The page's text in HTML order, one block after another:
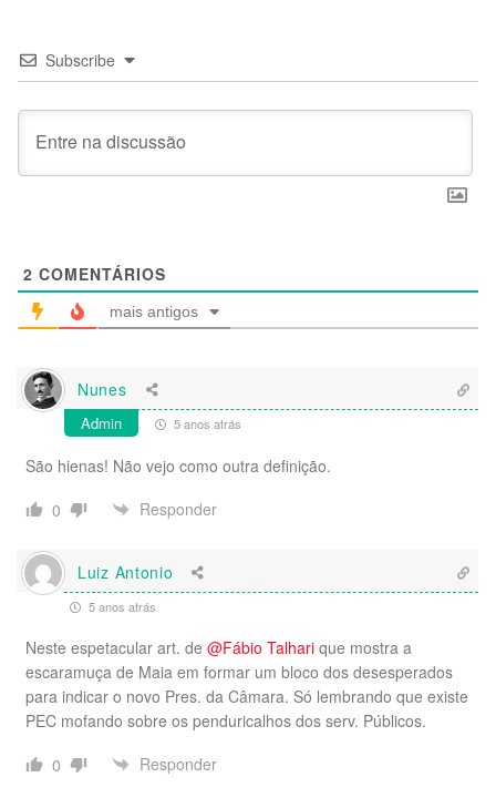
Subscribe
2 COMENTÁRIOS
mais antigos
Nunes
Admin 5 anos atrás
São hienas! Não vejo como outra definição.
0
Responder
Luiz Antonio
5 anos atrás
Neste espetacular art. de @Fábio Talhari que mostra a
escaramuça de Maia em formar um bloco dos desesperados
para indicar o novo Pres. da Câmara. Só lembrando que existe
PEC mofando sobre os penduricalhos dos serv. Públicos.
0
Responder